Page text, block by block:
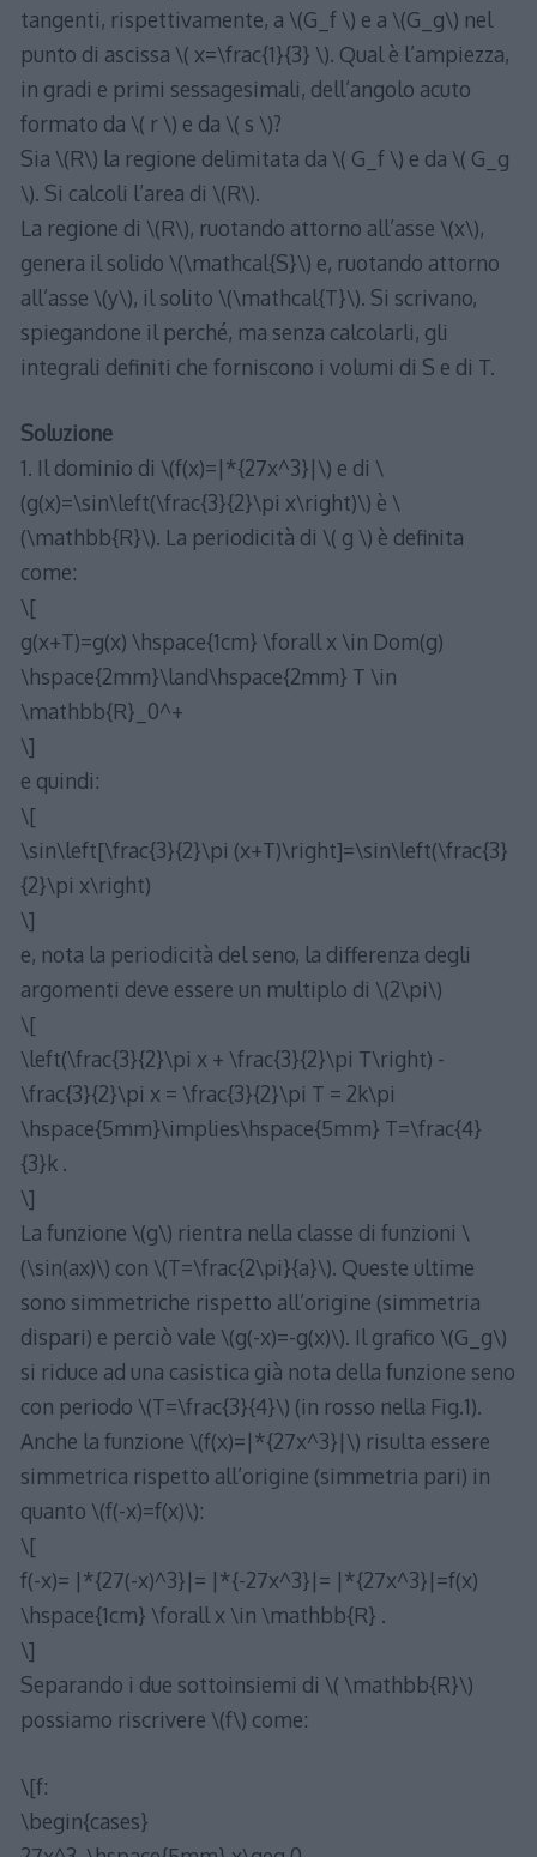
tangenti, rispettivamente, a \(G_f \) e a \(G_g\) nel
punto di ascissa \( x=\frac{1}{3} \). Qual è l’ampiezza,
in gradi e primi sessagesimali, dell’angolo acuto
formato da \( r \) e da \( s \)?
Sia \(R\) la regione delimitata da \( G_f \) e da \( G_g
\). Si calcoli l’area di \(R\).
La regione di \(R\), ruotando attorno all’asse \(x\),
genera il solido \(\mathcal{S}\) e, ruotando attorno
all’asse \(y\), il solito \(\mathcal{T}\). Si scrivano,
spiegandone il perché, ma senza calcolarli, gli
integrali definiti che forniscono i volumi di S e di T.
Soluzione
1. Il dominio di \(f(x)=|*{27x^3}|\) e di \
(g(x)=\sin\left(\frac{3}{2}\pi x\right)\) è \
(\mathbb{R}\). La periodicità di \( g \) è definita
come:
\[
g(x+T)=g(x) \hspace{1cm} \forall x \in Dom(g)
\hspace{2mm}\land\hspace{2mm} T \in
\mathbb{R}_0^+
\]
e quindi:
\[
\sin\left[\frac{3}{2}\pi (x+T)\right]=\sin\left(\frac{3}
{2}\pi x\right)
\]
e, nota la periodicità del seno, la differenza degli
argomenti deve essere un multiplo di \(2\pi\)
\[
\left(\frac{3}{2}\pi x + \frac{3}{2}\pi T\right) -
\frac{3}{2}\pi x = \frac{3}{2}\pi T = 2k\pi
\hspace{5mm}\implies\hspace{5mm} T=\frac{4}
{3}k .
\]
La funzione \(g\) rientra nella classe di funzioni \
(\sin(ax)\) con \(T=\frac{2\pi}{a}\). Queste ultime
sono simmetriche rispetto all’origine (simmetria
dispari) e perciò vale \(g(-x)=-g(x)\). Il grafico \(G_g\)
si riduce ad una casistica già nota della funzione seno
con periodo \(T=\frac{3}{4}\) (in rosso nella Fig.1).
Anche la funzione \(f(x)=|*{27x^3}|\) risulta essere
simmetrica rispetto all’origine (simmetria pari) in
quanto \(f(-x)=f(x)\):
\[
f(-x)= |*{27(-x)^3}|= |*{-27x^3}|= |*{27x^3}|=f(x)
\hspace{1cm} \forall x \in \mathbb{R} .
\]
Separando i due sottoinsiemi di \( \mathbb{R}\)
possiamo riscrivere \(f\) come:
\[f:
\begin{cases}